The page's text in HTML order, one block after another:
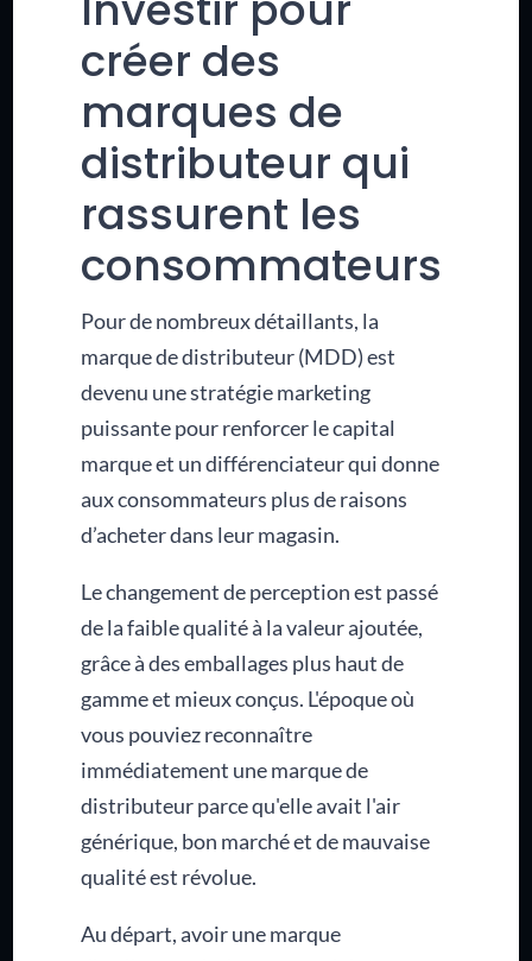
créer des
marques de
distributeur qui
rassurent les
consommateurs
Pour de nombreux détaillants, la
marque de distributeur (MDD) est
devenu une stratégie marketing
puissante pour renforcer le capital
marque et un différenciateur qui donne
aux consommateurs plus de raisons
d’acheter dans leur magasin.
Le changement de perception est passé
de la faible qualité à la valeur ajoutée,
grâce à des emballages plus haut de
gamme et mieux conçus. L'époque où
vous pouviez reconnaître
immédiatement une marque de
distributeur parce qu'elle avait l'air
générique, bon marché et de mauvaise
qualité est révolue.
Au départ, avoir une marque